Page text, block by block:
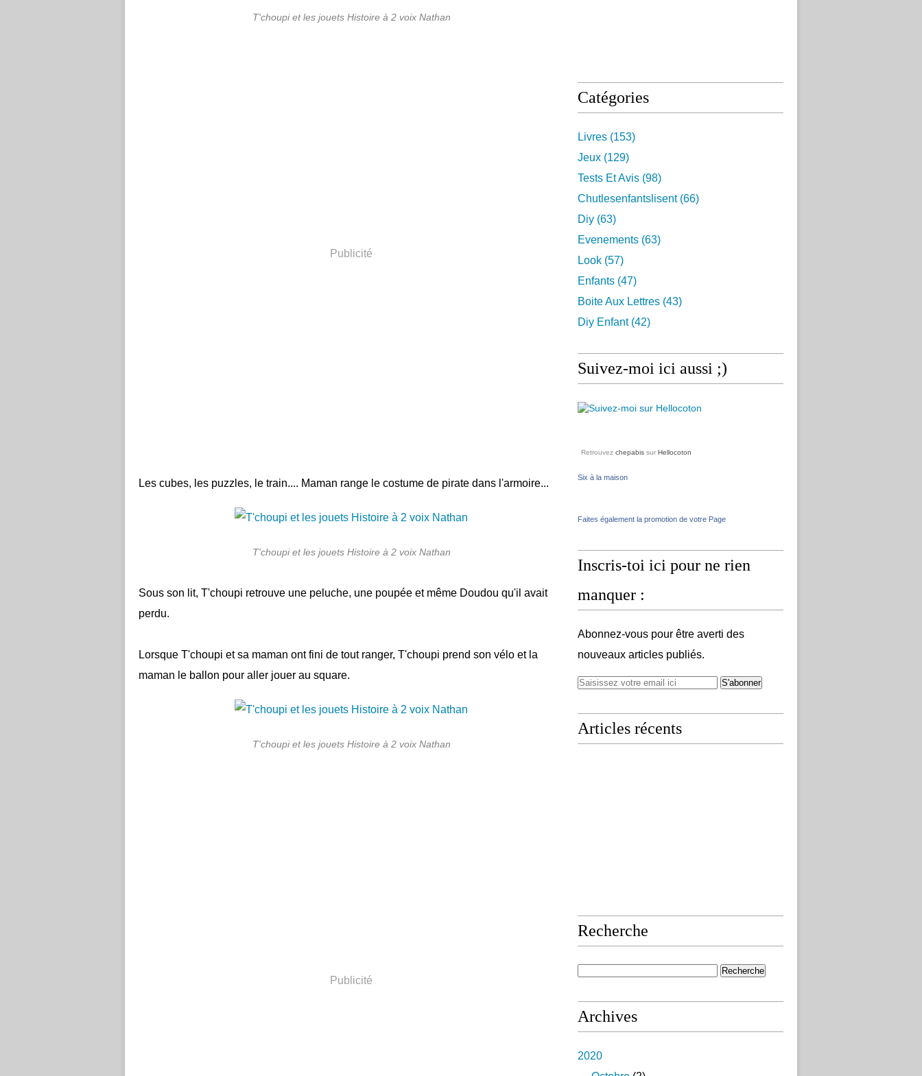
T'choupi et les jouets Histoire à 2 voix Nathan
Publicité
Les cubes, les puzzles, le train.... Maman range le costume de pirate dans l'armoire...
T'choupi et les jouets Histoire à 2 voix Nathan
Sous son lit, T'choupi retrouve une peluche, une poupée et même Doudou qu'il avait
perdu.
Lorsque T'choupi et sa maman ont fini de tout ranger, T'choupi prend son vélo et la
maman le ballon pour aller jouer au square.
T'choupi et les jouets Histoire à 2 voix Nathan
Publicité
Catégories
Livres (153)
Jeux (129)
Tests Et Avis (98)
Chutlesenfantslisent(66)
Diy (63)
Evenements (63)
Look (57)
Enfants (47)
Boite Aux Lettres (43)
Diy Enfant(42)
Suivez-moi ici aussi ;)
Retrouvez chepabis sur Hellocoton
Six à la maison
Faites également la promotion de votre Page
Inscris-toi ici pour ne rien
manquer :
Abonnez-vous pour être averti des
nouveaux articles publiés.
Articles récents
Recherche
Archives
2020